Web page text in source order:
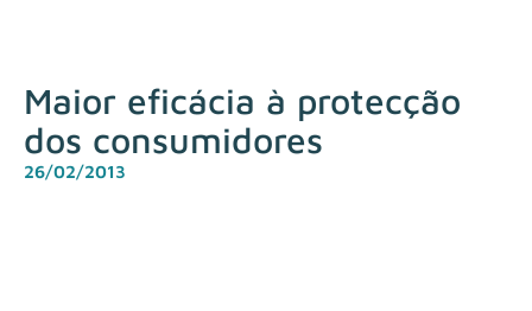
Maior eficácia à protecção
dos consumidores
26/02/2013